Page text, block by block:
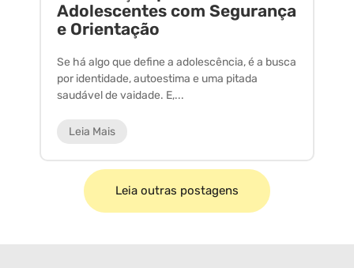
Adolescentes com Segurança
e Orientação
Se há algo que define a adolescência, é a busca
por identidade, autoestima e uma pitada
saudável de vaidade. E,...
Leia Mais
Leia outras postagens